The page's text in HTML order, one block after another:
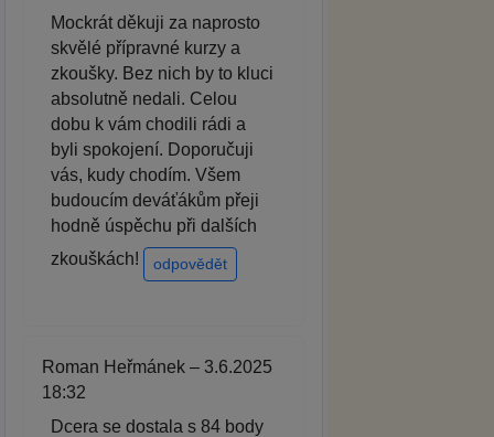
Mockrát děkuji za naprosto
skvělé přípravné kurzy a
zkoušky. Bez nich by to kluci
absolutně nedali. Celou
dobu k vám chodili rádi a
byli spokojení. Doporučuji
vás, kudy chodím. Všem
budoucím deváťákům přeji
hodně úspěchu při dalších
zkouškách!
odpovědět
Roman Heřmánek – 3.6.2025
18:32
Dcera se dostala s 84 body